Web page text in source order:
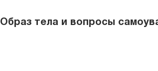
Образ тела и вопросы